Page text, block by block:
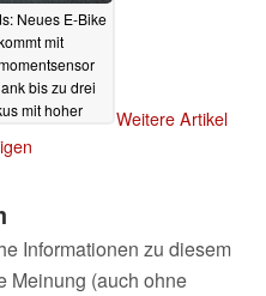
Neues E-Bike
mit
bis zu drei
mit hoher
Weitere Artikel
Informationen zu diesem
Meinung (auch ohne